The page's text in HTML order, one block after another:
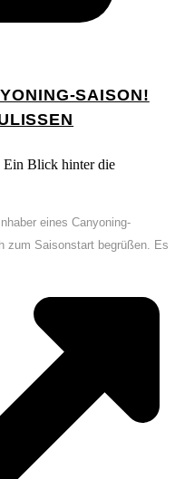
SAISON!
eines Canyoning-
zum Saisonstart begrüßen. Es